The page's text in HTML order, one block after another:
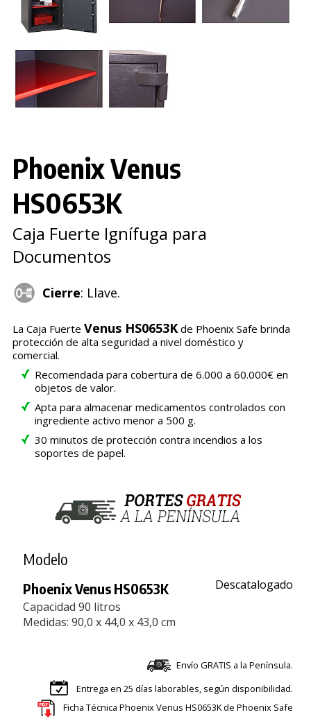
Phoenix Venus
HS0653K
Caja Fuerte Ignífuga para
Documentos
Cierre: Llave.
La Caja Fuerte Venus HS0653Kde Phoenix Safe brinda
protección de alta seguridad a nivel doméstico y
comercial.
Recomendada para cobertura de 6.000 a 60.000€ en
objetos de valor.
Apta para almacenar medicamentos controlados con
ingrediente activo menor a 500 g.
30 minutos de protección contra incendios a los
soportes de papel.
Modelo
Phoenix Venus HS0653K
Capacidad 90 litros
Medidas: 90,0 x 44,0 x 43,0 cm
Descatalogado
Envío GRATIS a la Península.
Entrega en 25 días laborables, según disponibilidad.
Ficha Técnica Phoenix Venus HS0653K de Phoenix Safe